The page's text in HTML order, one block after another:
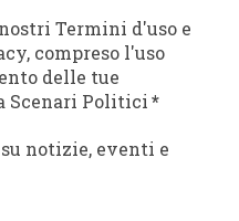
Termini d'uso e
compreso l'uso
delle tue
Scenari Politici*
notizie, eventi e